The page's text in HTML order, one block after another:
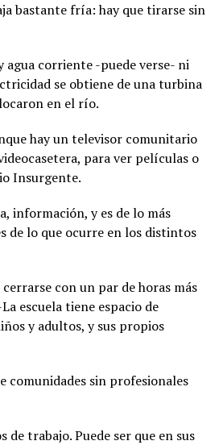
bastante fría: hay que tirarse sin
agua corriente -puede verse- ni
se obtiene de una turbina
en el río.
hay un televisor comunitario
para ver películas o
Insurgente.
información, y es de lo más
de lo que ocurre en los distintos
con un par de horas más
escuela tiene espacio de
y adultos, y sus propios
comunidades sin profesionales
de trabajo. Puede ser que en sus